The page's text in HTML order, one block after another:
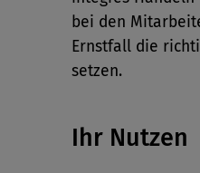
bei den
Ernstfall die
setzen.
Ihr Nutzen